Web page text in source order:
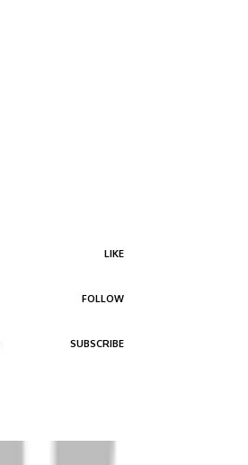
LIKE
FOLLOW
SUBSCRIBE